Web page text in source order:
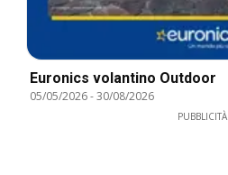
Euronics volantino Outdoor
05/05/2026-30/08/2026
PUBBLICITÀ